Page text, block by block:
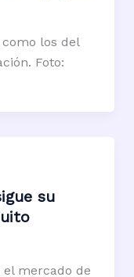
como los del
Foto:
su
mercado de